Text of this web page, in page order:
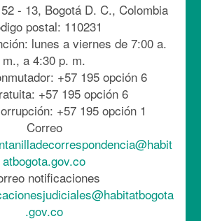
- 13, Bogotá D. C., Colombia
postal: 110231
lunes a viernes de 7:00 a.
m., a 4:30 p. m.
+57 195 opción 6
+57 195 opción 6
+57 195 opción 1
Correo
atbogota.gov.co
notificaciones
.gov.co